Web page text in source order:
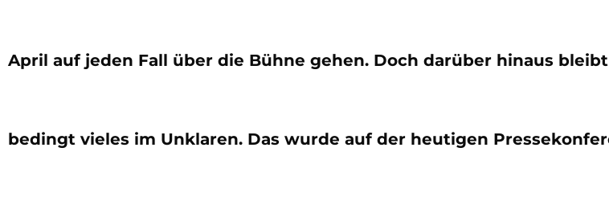
April auf jeden Fall über die Bühne gehen. Doch darüber hinaus
bedingt vieles im Unklaren. Das wurde auf der heutigen